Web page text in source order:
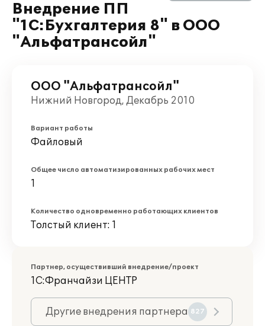
Внедрение ПП
"1С:Бухгалтерия 8" в ООО
"Альфатрансойл"
ООО "Альфатрансойл"
Нижний Новгород, Декабрь 2010
Вариант работы
Файловый
Общее число автоматизированных рабочих мест
1
Количество одновременно работающих клиентов
Толстый клиент: 1
Партнер, осуществивший внедрение/проект
1С:Франчайзи ЦЕНТР
Другие внедрения партнера 827